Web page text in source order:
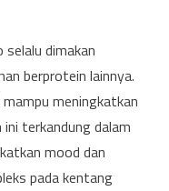
dimakan
berprotein lainnya.
meningkatkan
terkandung dalam
mood dan
pada kentang